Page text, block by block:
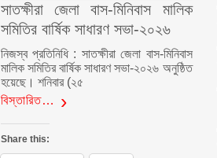
সাতক্ষীরা জেলা বাস-মিনিবাস মালিক
সমিতির বার্ষিক সাধারণ সভা-২০২৬
নিজস্ব প্রতিনিধি : সাতক্ষীরা জেলা বাস-মিনিবাস
মালিক সমিতির বার্ষিক সাধারণ সভা-২০২৬ অনুষ্ঠিত
হয়েছে। শনিবার (২৫
বিস্তারিত…
Share this: